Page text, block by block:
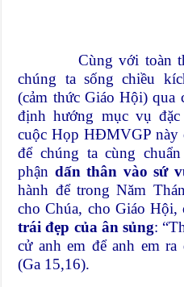
Cùng với toàn thể
chúng ta sống chiều
(cảm thức Giáo Hội) qua
định hướng mục vụ
cuộc Họp HĐMVGP này
để chúng ta cùng
phận dấn thân vào sứ
hành để trong Năm
cho Chúa, cho Giáo Hội,
trái đẹp của ân sủng:
cử anh em để anh em
(Ga 15,16).